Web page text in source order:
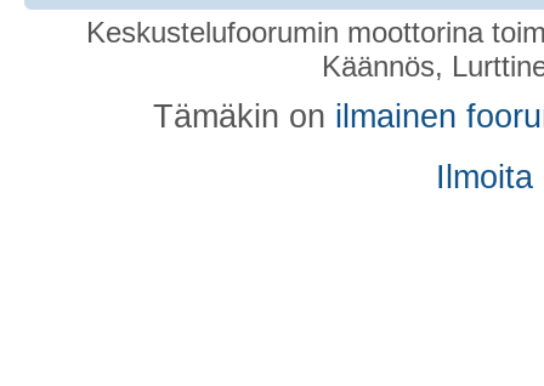
Keskustelufoorumin moottorina
Käännös,
Tämäkin on ilmainen